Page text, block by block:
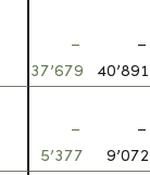
–
37’679
–
40’891
–
5’377
–
9’072